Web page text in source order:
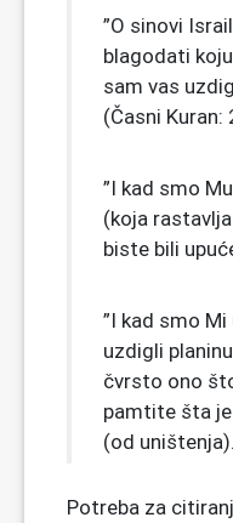
”O sinovi
blagodati
sam vas
(Časni Kuran:
”I kad smo
(koja
biste bili
”I kad smo
uzdigli
čvrsto ono
pamtite šta
(od
Potreba za